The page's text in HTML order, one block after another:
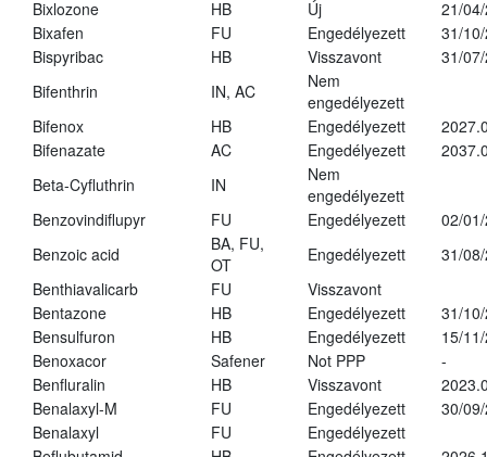
Bixlozone
HB Új
21/
Bixafen
FU Engedélyezett
31/
Bispyribac
HB Visszavont
31/
Bifenthrin
IN, AC
Nem
engedélyezett
Bifenox
HB Engedélyezett
Bifenazate
AC Engedélyezett
Beta-Cyfluthrin
IN
Nem
engedélyezett
Benzovindiflupyr
FU Engedélyezett
02/
Benzoic acid
BA, FU,
OT
Engedélyezett
31/
Benthiavalicarb
FU
Visszavont
Bentazone
HB Engedélyezett
31/
Bensulfuron
HB Engedélyezett
15/
Benoxacor
Safener Not PPP
-
Benfluralin
HB Visszavont
Benalaxyl-M
FU Engedélyezett
30/
Benalaxyl
FU
Engedélyezett